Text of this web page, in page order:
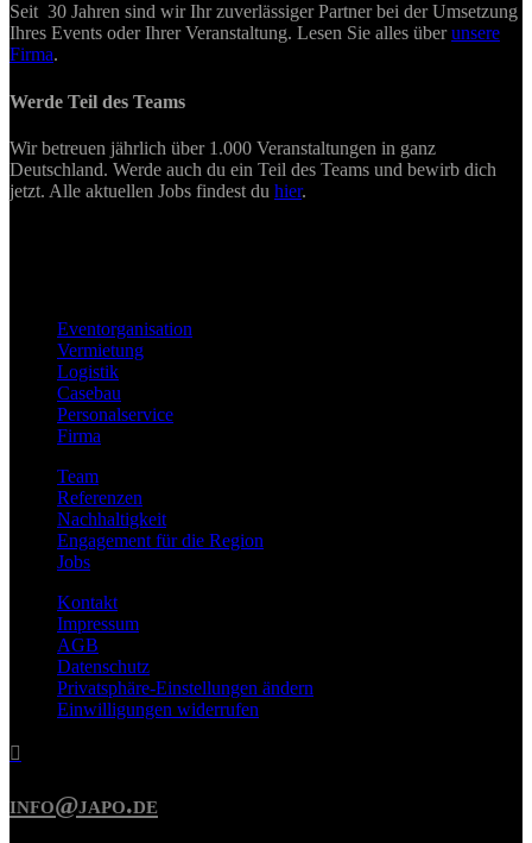
Seit 30 Jahren sind wir Ihr zuverlässiger Partner bei der Umsetzung
Ihres Events oder Ihrer Veranstaltung. Lesen Sie alles überunsere
Firma.
Werde Teil des Teams
Wir betreuen jährlich über 1.000 Veranstaltungen in ganz
Deutschland. Werde auch du ein Teil des Teams und bewirb dich
jetzt. Alle aktuellen Jobs findest du hier.
Eventorganisation
Vermietung
Logistik
Casebau
Personalservice
Firma
Team
Referenzen
Nachhaltigkeit
Engagement für die Region
Jobs
Kontakt
Impressum
AGB
Datenschutz
Privatsphäre-Einstellungen ändern
Einwilligungen widerrufen

info@japo.de